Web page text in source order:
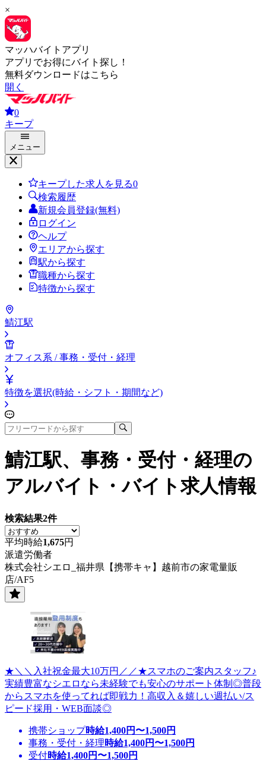
×
マッハバイトアプリ
アプリでお得にバイト探し！
無料ダウンロードはこちら
開く
0
キープ
メニュー
キープした求人を見る0
検索履歴
新規会員登録(無料)
ログイン
ヘルプ
エリアから探す
駅から探す
職種から探す
特徴から探す
鯖江駅
オフィス系 / 事務・受付・経理
特徴を選択(時給・シフト・期間など)
鯖江駅、事務・受付・経理の
アルバイト・バイト求人情報
検索結果2件
平均時給1,675円
派遣労働者
株式会社シエロ_福井県【携帯キャ】越前市の家電量販
店/AF5
★＼＼入社祝金最大10万円／／★スマホのご案内スタッフ♪
実績豊富なシエロなら未経験でも安心のサポート体制◎普段
からスマホを使ってれば即戦力！高収入＆嬉しい週払い/ス
ピード採用・WEB面談◎
携帯ショップ時給1,400円〜1,500円
事務・受付・経理時給1,400円〜1,500円
受付時給1,400円〜1,500円